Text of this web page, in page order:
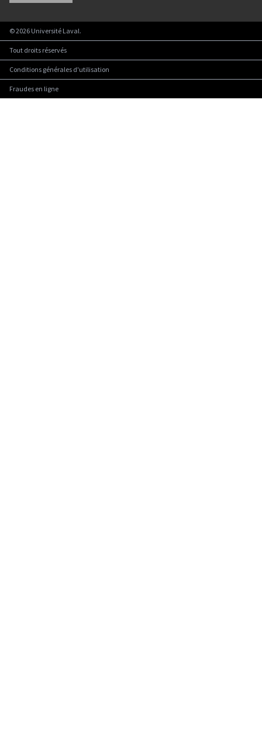
©2026 Université Laval.
Tout droits réservés
Conditions générales d'utilisation
Fraudes en ligne